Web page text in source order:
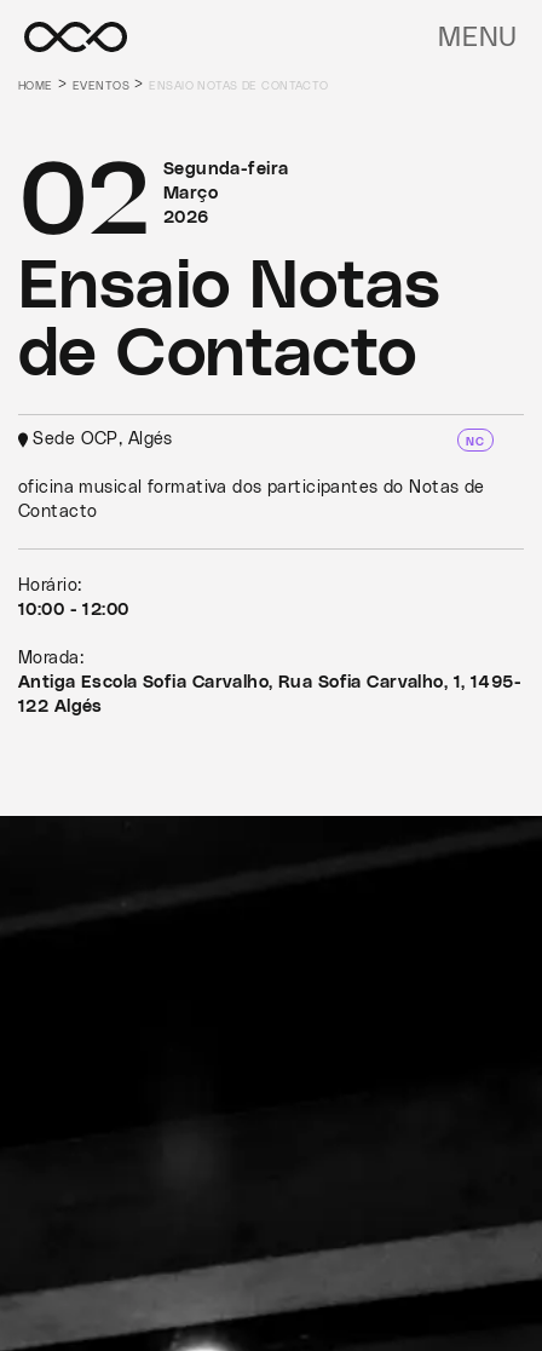
MENU
HOME >EVENTOS > ENSAIO NOTAS DE CONTACTO
Segunda-feira
Março
2026
02
Ensaio Notas
de Contacto
Sede OCP, Algés NC
oficina musical formativa dos participantes do Notas de
Contacto
Horário:
10:00 - 12:00
Morada:
Antiga Escola Sofia Carvalho, Rua Sofia Carvalho, 1, 1495-
122 Algés